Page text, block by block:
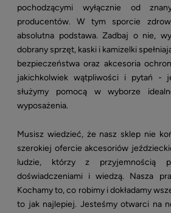
pochodzącymi wyłącznie od
producentów. W tym sporcie
absolutna podstawa. Zadbaj o nie,
dobrany sprzęt, kaski i kamizelki
bezpieczeństwa oraz akcesoria
jakichkolwiek wątpliwości i pytań -
służymy pomocą w wyborze
wyposażenia.
Musisz wiedzieć, że nasz sklep nie
szerokiej ofercie akcesoriów
ludzie, którzy z przyjemnością
doświadczeniami i wiedzą. Nasza
Kochamy to, co robimy i dokładamy
to jak najlepiej. Jesteśmy otwarci na